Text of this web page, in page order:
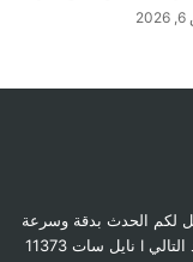
لكم الحدث بدقة وسرعة
وموضوعية تابعونا على التردد التالي I نايل سات 11373